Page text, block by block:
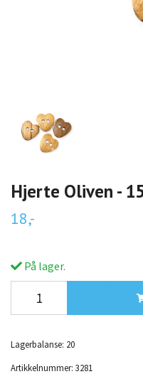
Hjerte Oliven -
18,-
På lager.
Lagerbalanse: 20
Artikkelnummer: 3281